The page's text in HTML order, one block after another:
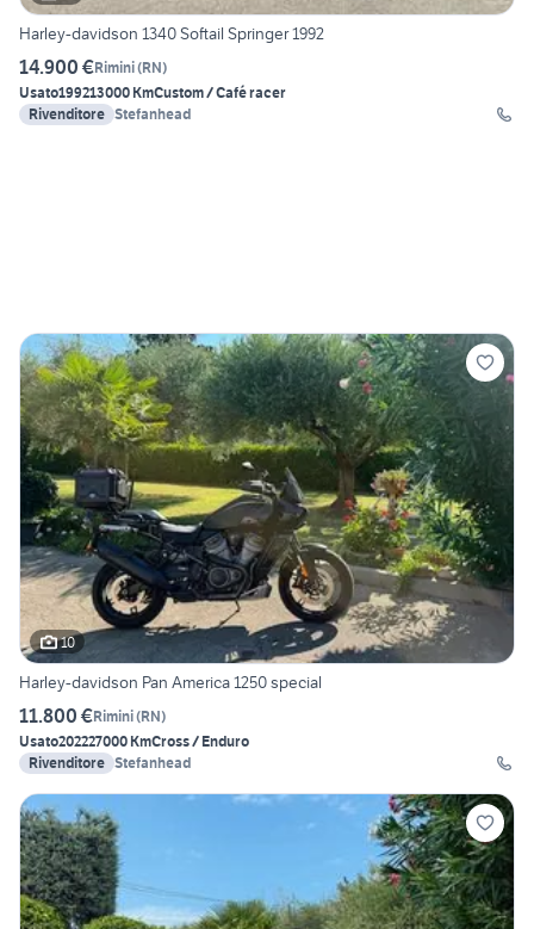
Harley-davidson 1340 Softail Springer 1992
14.900 €Rimini(RN)
Usato199213000 KmCustom / Café racer
Rivenditore Stefanhead
10
Harley-davidson Pan America 1250 special
11.800 €Rimini(RN)
Usato202227000 KmCross / Enduro
Rivenditore Stefanhead